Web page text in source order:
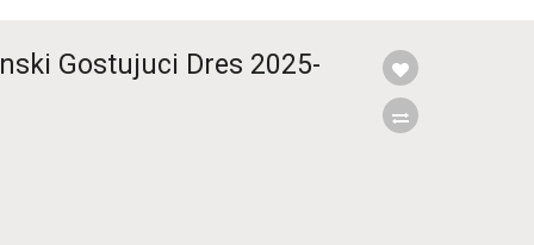
Gostujuci Dres 2025-